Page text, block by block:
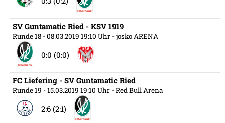
SV Guntamatic Ried - KSV 1919
Runde 18 - 08.03.2019 19:10 Uhr - josko ARENA
0:0 (0:0)
FC Liefering - SV Guntamatic Ried
Runde 19 - 15.03.2019 19:10 Uhr - Red Bull Arena
2:6 (2:1)